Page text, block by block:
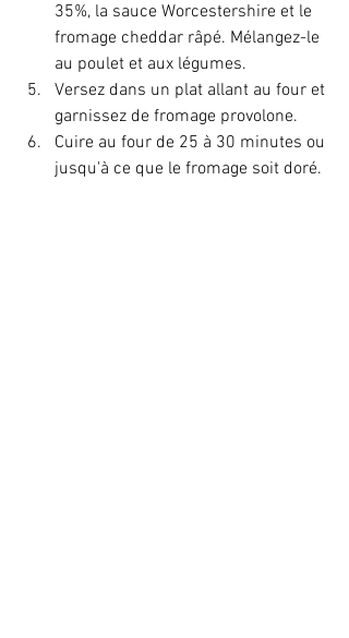
35%, la sauce Worcestershire et le
fromage cheddar râpé. Mélangez-le
au poulet et aux légumes.
Versez dans un plat allant au four et
garnissez de fromage provolone.
Cuire au four de 25 à 30 minutes ou
jusqu'à ce que le fromage soit doré.